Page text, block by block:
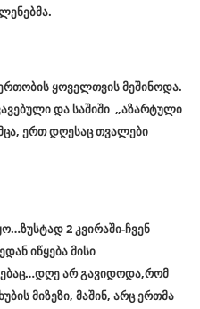
ყოველთვის მეშინოდა.
და საშიში „აზარტული
ერთ დღესაც თვალები
2 კვირაში-ჩვენ
იწყება მისი
არ გავიდოდა,რომ
მიზეზი, მაშინ, არც ერთმა